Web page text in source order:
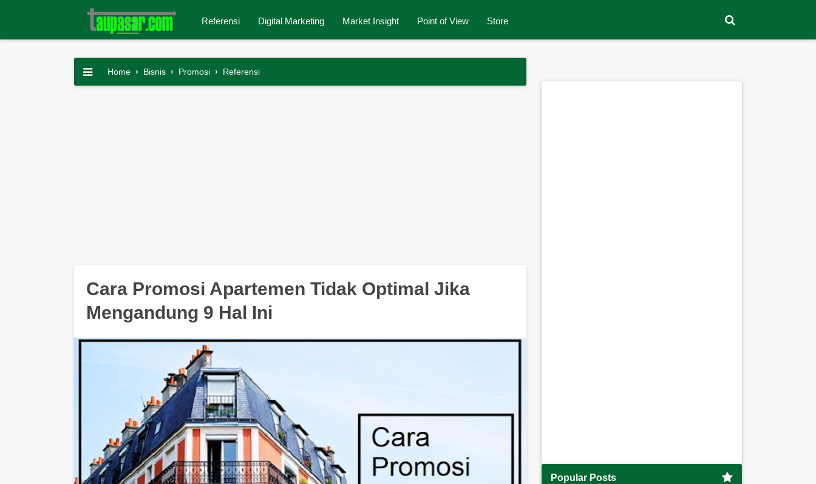
Referensi Digital Marketing Market Insight Point of View Store
Home › Bisnis › Promosi › Referensi
Cara Promosi Apartemen Tidak Optimal Jika
Mengandung 9 Hal Ini
Popular Posts